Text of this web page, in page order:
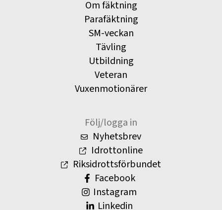
Om fäktning
Parafäktning
SM-veckan
Tävling
Utbildning
Veteran
Vuxenmotionärer
Följ/logga in
Nyhetsbrev
Idrottonline
Riksidrottsförbundet
Facebook
Instagram
Linkedin